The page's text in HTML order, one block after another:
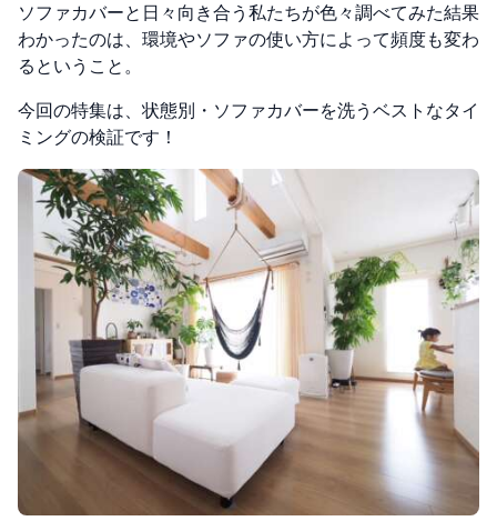
ソファカバーと日々向き合う私たちが色々調べてみた結果
わかったのは、環境やソファの使い方によって頻度も変わ
るということ。
今回の特集は、状態別・ソファカバーを洗うベストなタイ
ミングの検証です！